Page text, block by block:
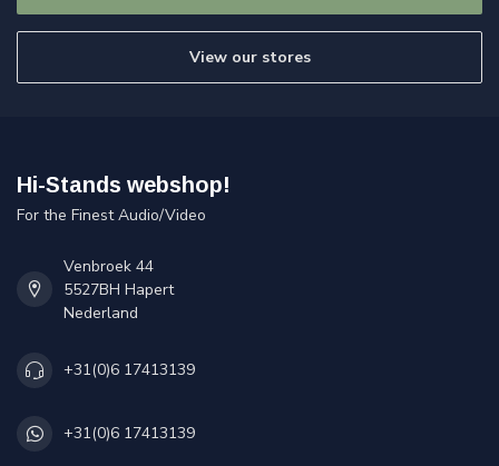
View our stores
Hi-Stands webshop!
For the Finest Audio/Video
Venbroek 44
5527BH Hapert
Nederland
+31(0)6 17413139
+31(0)6 17413139